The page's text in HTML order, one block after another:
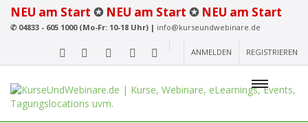
NEU am Start ✪ NEU am Start ✪ NEU am Start
✆04833 - 605 1000 (Mo-Fr: 10-18 Uhr) | info@kurseundwebinare.de
ANMELDEN REGISTRIEREN